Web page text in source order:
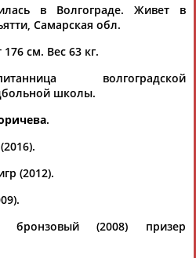
АБАЧАРАЕВ
АБАШИДЗЕ
АБДИКАРИМОВА
в Волгограде. Живет в
Самарская обл.
176 см. Вес 63 кг.
волгоградской
школы.
.
(2012).
(2008) призер